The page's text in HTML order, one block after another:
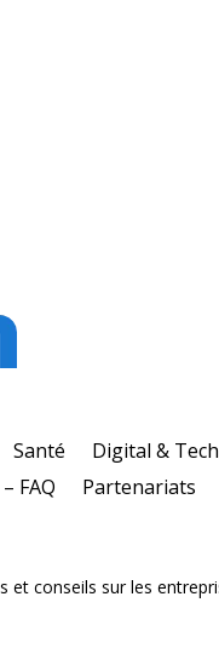
Santé Digital & Tech
FAQ Partenariats
conseils sur les